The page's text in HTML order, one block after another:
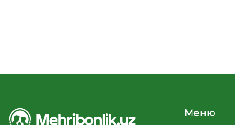
Меню